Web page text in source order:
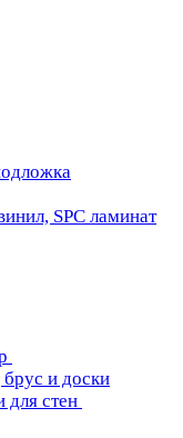
SPC ламинат
и доски
для стен